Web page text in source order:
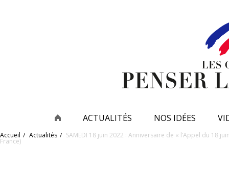
ACTUALITÉS NOS IDÉES
Accueil Actualités SAMEDI 18 juin 2022 : Anniversaire de « l’Appel du 18
France)